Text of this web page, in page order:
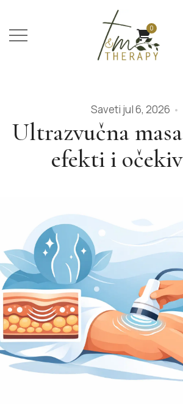
0
Saveti jul 6, 2026
Ultrazvučna
efekti i